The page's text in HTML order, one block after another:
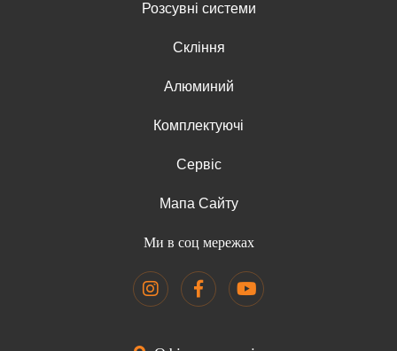
Розсувні системи
Скління
Алюминий
Комплектуючі
Сервіс
Мапа Сайту
Ми в соц мережах